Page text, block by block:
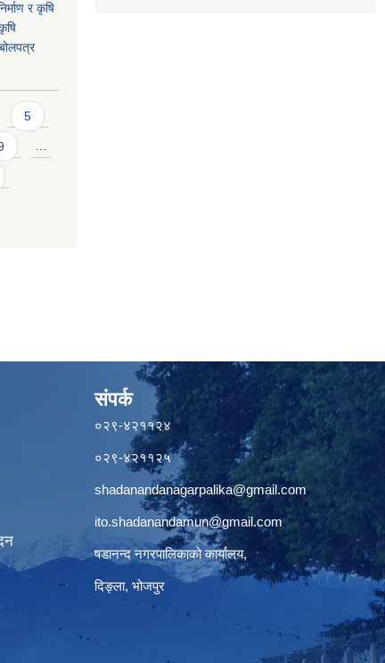
र कृषि
5
…
संपर्क
०२९-४२११२४
०२९-४२११२५
shadanandanagarpalika@gmail.com
ito.shadanandamun@gmail.com
षडानन्द नगरपालिकाको कार्यालय,
दिङ्ला, भोजपुर